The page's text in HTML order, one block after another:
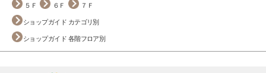
５Ｆ ６Ｆ ７Ｆ
ショップガイド カテゴリ別
ショップガイド 各階フロア別